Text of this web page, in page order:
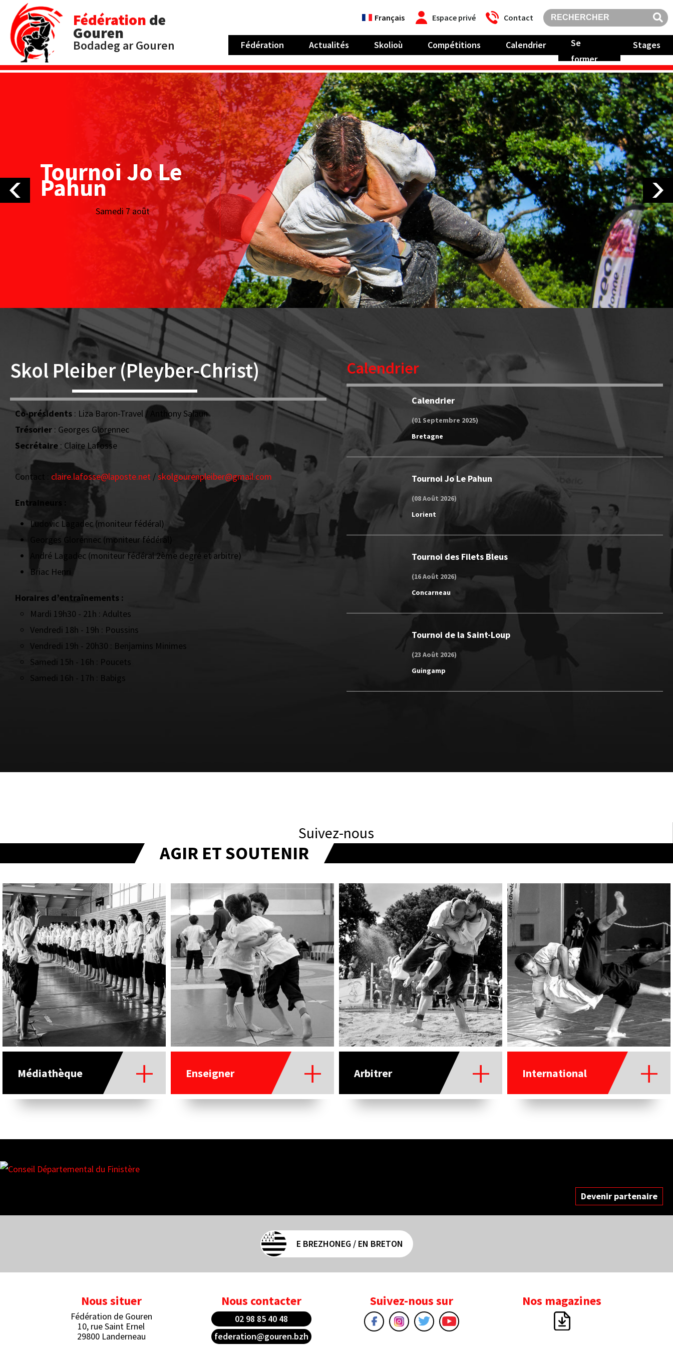
Fédération de
Gouren
Bodadeg ar Gouren
Français Espace privé Contact
Fédération Actualités Skolioù Compétitions Calendrier
Se
former
Stages
Tournoi Jo Le
Pahun
Samedi 7 août
Skol Pleiber (Pleyber-Christ)
Co-présidents : Liza Baron-Travel / Anthony Salaun
Trésorier : Georges Glorennec
Secrétaire : Claire Lafosse
Contact : claire.lafosse@laposte.net /skolgourenpleiber@gmail.com
Entraineurs :
Ludovic Lagadec (moniteur fédéral)
Georges Glorennec (moniteur fédéral)
André Lagadec (moniteur fédéral 2ème degré et arbitre)
Briac Henri
Horaires d’entraînements :
Mardi 19h30 - 21h : Adultes
Vendredi 18h - 19h : Poussins
Vendredi 19h - 20h30 : Benjamins Minimes
Samedi 15h - 16h : Poucets
Samedi 16h - 17h : Babigs
Calendrier
Calendrier
(01 Septembre 2025)
Bretagne
Tournoi Jo Le Pahun
(08 Août 2026)
Lorient
Tournoi des Filets Bleus
(16 Août 2026)
Concarneau
Tournoi de la Saint-Loup
(23 Août 2026)
Guingamp
Suivez-nous
AGIR ET SOUTENIR
Médiathèque Enseigner Arbitrer International
Devenir partenaire
E BREZHONEG / EN BRETON
Nous situer
Fédération de Gouren
10, rue Saint Ernel
29800 Landerneau
Nous contacter
02 98 85 40 48
federation@gouren.bzh
Suivez-nous sur Nos magazines